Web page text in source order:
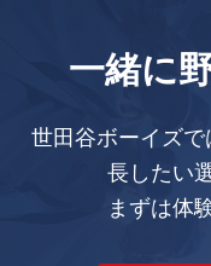
一緒に
世田谷ボーイズ
長したい
まずは体